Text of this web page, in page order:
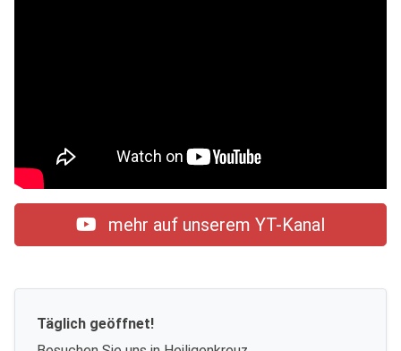
mehr auf unserem YT-Kanal
Täglich geöffnet!